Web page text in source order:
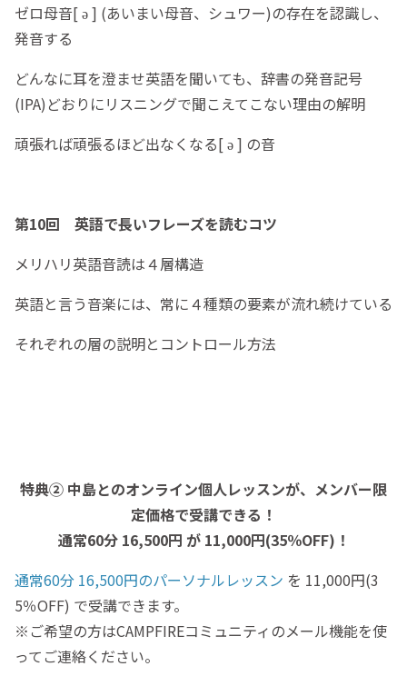
ゼロ母音[ ə ] (あいまい母音、シュワー)の存在を認識し、
発音する
どんなに耳を澄ませ英語を聞いても、辞書の発音記号
(IPA)どおりにリスニングで聞こえてこない理由の解明
頑張れば頑張るほど出なくなる[ ə ] の音
第10回 英語で長いフレーズを読むコツ
メリハリ英語音読は４層構造
英語と言う音楽には、常に４種類の要素が流れ続けている
それぞれの層の説明とコントロール方法
特典② 中島とのオンライン個人レッスンが、メンバー限
定価格で受講できる！
通常60分 16,500円 が 11,000円(35％OFF)！
通常60分 16,500円のパーソナルレッスン を 11,000円(3
5％OFF) で受講できます。
※ご希望の方はCAMPFIREコミュニティのメール機能を使
ってご連絡ください。